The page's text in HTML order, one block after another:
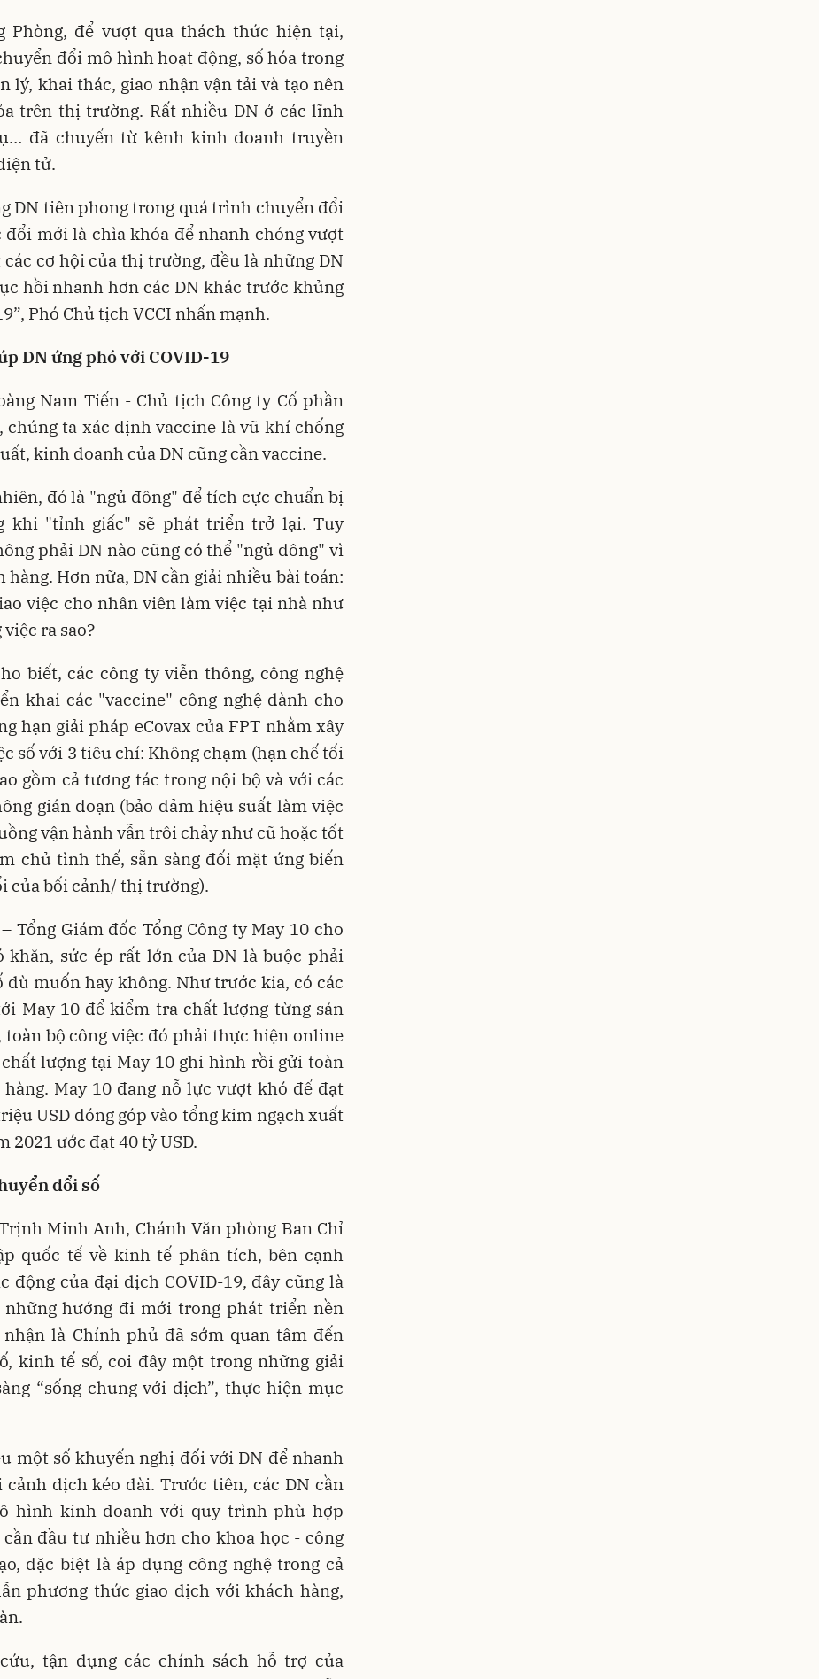
Phòng, để vượt qua thách thức hiện tại,
đổi mô hình hoạt động, số hóa trong
lý, khai thác, giao nhận vận tải và tạo nên
trên thị trường. Rất nhiều DN ở các lĩnh
đã chuyển từ kênh kinh doanh truyền
tử.
DN tiên phong trong quá trình chuyển đổi
đổi mới là chìa khóa để nhanh chóng vượt
cơ hội của thị trường, đều là những DN
hồi nhanh hơn các DN khác trước khủng
Phó Chủ tịch VCCI nhấn mạnh.
DN ứng phó với COVID-19
Nam Tiến - Chủ tịch Công ty Cổ phần
chúng ta xác định vaccine là vũ khí chống
kinh doanh của DN cũng cần vaccine.
đó là "ngủ đông" để tích cực chuẩn bị
khi "tỉnh giấc" sẽ phát triển trở lại. Tuy
phải DN nào cũng có thể "ngủ đông" vì
Hơn nữa, DN cần giải nhiều bài toán:
việc cho nhân viên làm việc tại nhà như
ra sao?
biết, các công ty viễn thông, công nghệ
khai các "vaccine" công nghệ dành cho
hạn giải pháp eCovax của FPT nhằm xây
số với 3 tiêu chí: Không chạm (hạn chế tối
gồm cả tương tác trong nội bộ và với các
gián đoạn (bảo đảm hiệu suất làm việc
vận hành vẫn trôi chảy như cũ hoặc tốt
chủ tình thế, sẵn sàng đối mặt ứng biến
của bối cảnh/ thị trường).
Tổng Giám đốc Tổng Công ty May 10 cho
khăn, sức ép rất lớn của DN là buộc phải
muốn hay không. Như trước kia, có các
May 10 để kiểm tra chất lượng từng sản
bộ công việc đó phải thực hiện online
lượng tại May 10 ghi hình rồi gửi toàn
May 10 đang nỗ lực vượt khó để đạt
USD đóng góp vào tổng kim ngạch xuất
2021 ước đạt 40 tỷ USD.
đổi số
Minh Anh, Chánh Văn phòng Ban Chỉ
quốc tế về kinh tế phân tích, bên cạnh
động của đại dịch COVID-19, đây cũng là
hướng đi mới trong phát triển nền
là Chính phủ đã sớm quan tâm đến
kinh tế số, coi đây một trong những giải
“sống chung với dịch”, thực hiện mục
một số khuyến nghị đối với DN để nhanh
dịch kéo dài. Trước tiên, các DN cần
hình kinh doanh với quy trình phù hợp
đầu tư nhiều hơn cho khoa học - công
đặc biệt là áp dụng công nghệ trong cả
phương thức giao dịch với khách hàng,
tận dụng các chính sách hỗ trợ của